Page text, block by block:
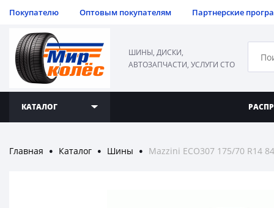
Покупателю Оптовым покупателям Партнерские
ШИНЫ, ДИСКИ,
АВТОЗАПЧАСТИ, УСЛУГИ СТО
КАТАЛОГ
Главная ● Каталог ● Шины ● Mazzini ECO307 175/70 R14